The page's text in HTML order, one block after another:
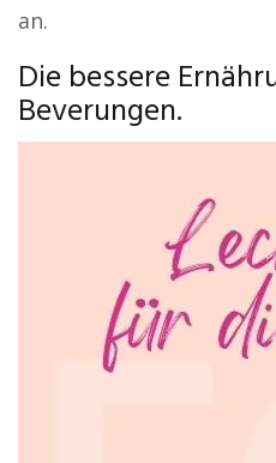
an.
Die bessere
Beverungen.